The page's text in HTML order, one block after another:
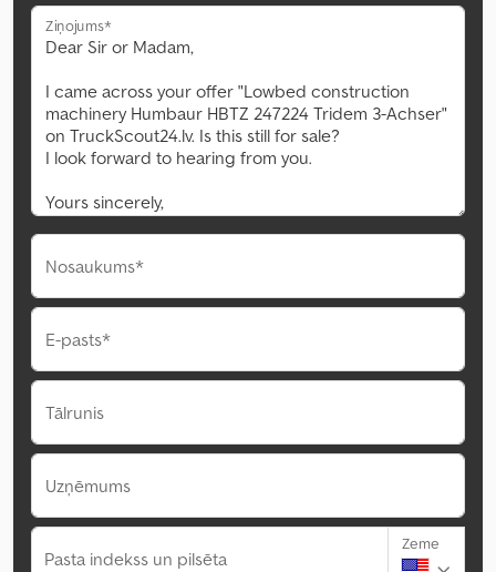
Ziņojums*
Nosaukums*
E-pasts*
Tālrunis
Uzņēmums
Pasta indekss un pilsēta
Zeme